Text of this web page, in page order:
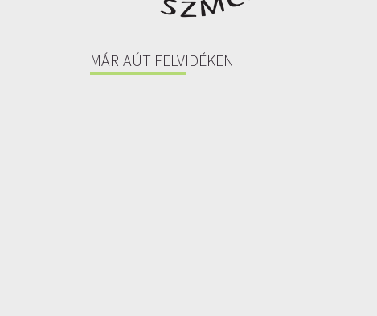
MÁRIAÚT FELVIDÉKEN